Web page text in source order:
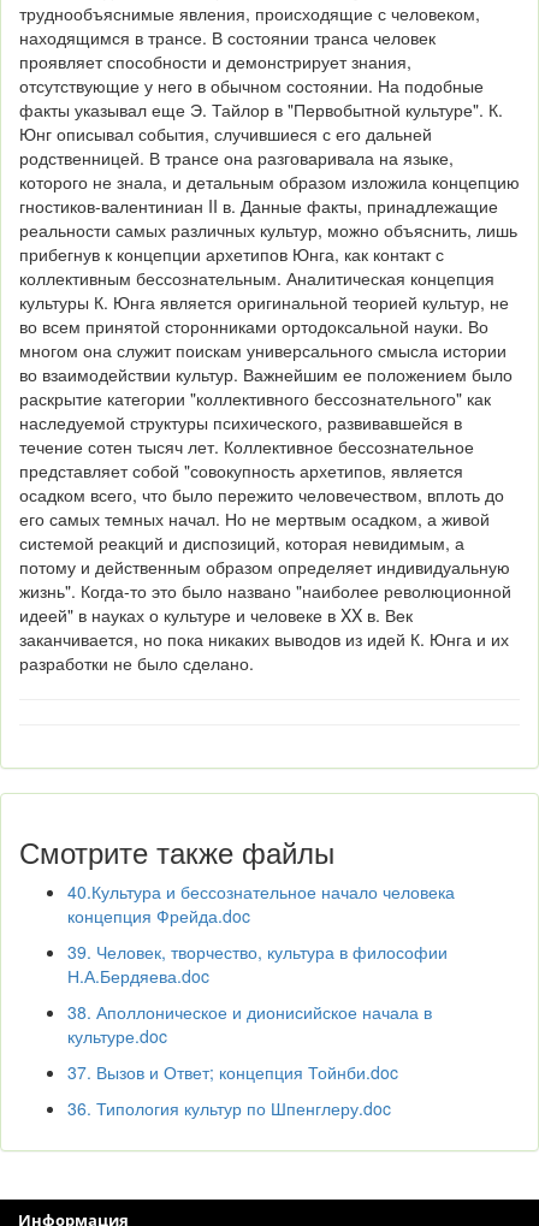
труднообъяснимые явления, происходящие с человеком,
находящимся в трансе. В состоянии транса человек
проявляет способности и демонстрирует знания,
отсутствующие у него в обычном состоянии. На подобные
факты указывал еще Э. Тайлор в "Первобытной культуре". К.
Юнг описывал события, случившиеся с его дальней
родственницей. В трансе она разговаривала на языке,
которого не знала, и детальным образом изложила концепцию
гностиков-валентиниан II в. Данные факты, принадлежащие
реальности самых различных культур, можно объяснить, лишь
прибегнув к концепции архетипов Юнга, как контакт с
коллективным бессознательным. Аналитическая концепция
культуры К. Юнга является оригинальной теорией культур, не
во всем принятой сторонниками ортодоксальной науки. Во
многом она служит поискам универсального смысла истории
во взаимодействии культур. Важнейшим ее положением было
раскрытие категории "коллективного бессознательного" как
наследуемой структуры психического, развивавшейся в
течение сотен тысяч лет. Коллективное бессознательное
представляет собой "совокупность архетипов, является
осадком всего, что было пережито человечеством, вплоть до
его самых темных начал. Но не мертвым осадком, а живой
системой реакций и диспозиций, которая невидимым, а
потому и действенным образом определяет индивидуальную
жизнь". Когда-то это было названо "наиболее революционной
идеей" в науках о культуре и человеке в XX в. Век
заканчивается, но пока никаких выводов из идей К. Юнга и их
разработки не было сделано.
Смотрите также файлы
40.Культура и бессознательное начало человека
концепция Фрейда.doc
39. Человек, творчество, культура в философии
Н.А.Бердяева.doc
38. Аполлоническое и дионисийское начала в
культуре.doc
37. Вызов и Ответ; концепция Тойнби.doc
36. Типология культур по Шпенглеру.doc
Информация